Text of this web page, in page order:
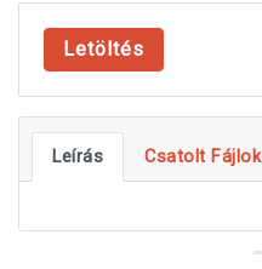
Letöltés
Leírás Csatolt Fájlok